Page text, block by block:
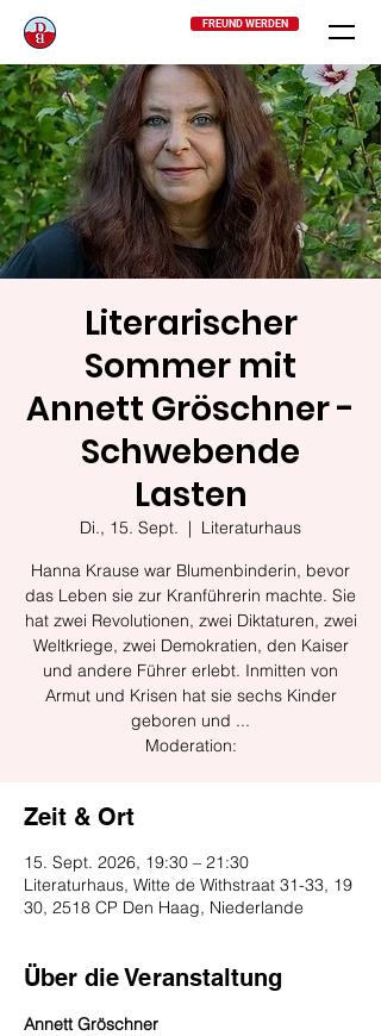
FREUND WERDEN
Literarischer
Sommer mit
Annett Gröschner -
Schwebende
Lasten
Di., 15. Sept.
  |
Literaturhaus
Hanna Krause war Blumenbinderin, bevor
das Leben sie zur Kranführerin machte. Sie
hat zwei Revolutionen, zwei Diktaturen, zwei
Weltkriege, zwei Demokratien, den Kaiser
und andere Führer erlebt. Inmitten von
Armut und Krisen hat sie sechs Kinder
geboren und ...
Moderation:
Zeit & Ort
15. Sept. 2026, 19:30 – 21:30
Literaturhaus, Witte de Withstraat 31-33, 19
30, 2518 CP Den Haag, Niederlande
Über die Veranstaltung
Annett Gröschner